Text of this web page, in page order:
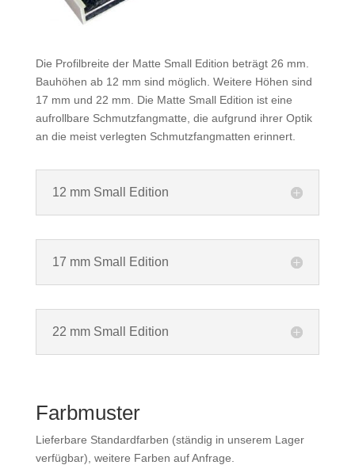
Die Profilbreite der Matte Small Edition beträgt 26 mm.
Bauhöhen ab 12 mm sind möglich. Weitere Höhen sind
17 mm und 22 mm. Die Matte Small Edition ist eine
aufrollbare Schmutzfangmatte, die aufgrund ihrer Optik
an die meist verlegten Schmutzfangmatten erinnert.
12 mm Small Edition
17 mm Small Edition
22 mm Small Edition
Farbmuster
Lieferbare Standardfarben (ständig in unserem Lager
verfügbar), weitere Farben auf Anfrage.